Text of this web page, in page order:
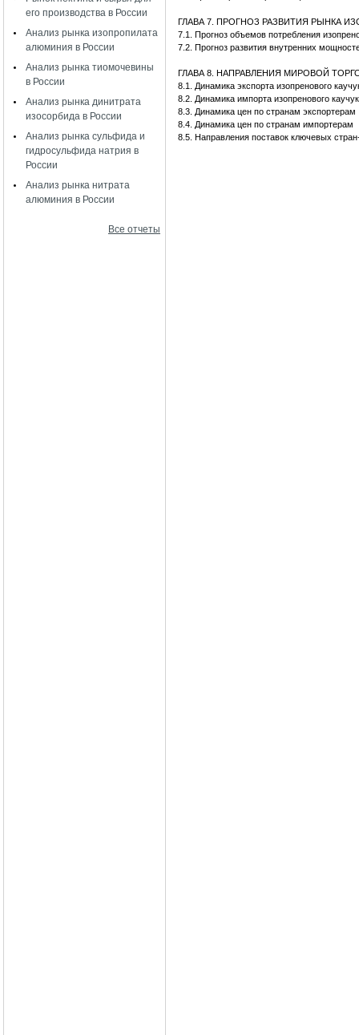
его производства в России
Анализ рынка изопропилата
алюминия в России
Анализ рынка тиомочевины
в России
Анализ рынка динитрата
изосорбида в России
Анализ рынка сульфида и
гидросульфида натрия в
России
Анализ рынка нитрата
алюминия в России
Все отчеты
ГЛАВА 7. ПРОГНОЗ РАЗВИТИЯ РЫНКА
7.1. Прогноз объемов потребления
7.2. Прогноз развития внутренних
ГЛАВА 8. НАПРАВЛЕНИЯ МИРОВОЙ
8.1. Динамика экспорта изопренового
8.2. Динамика импорта изопренового
8.3. Динамика цен по странам экспортерам
8.4. Динамика цен по странам импортерам
8.5. Направления поставок ключевых